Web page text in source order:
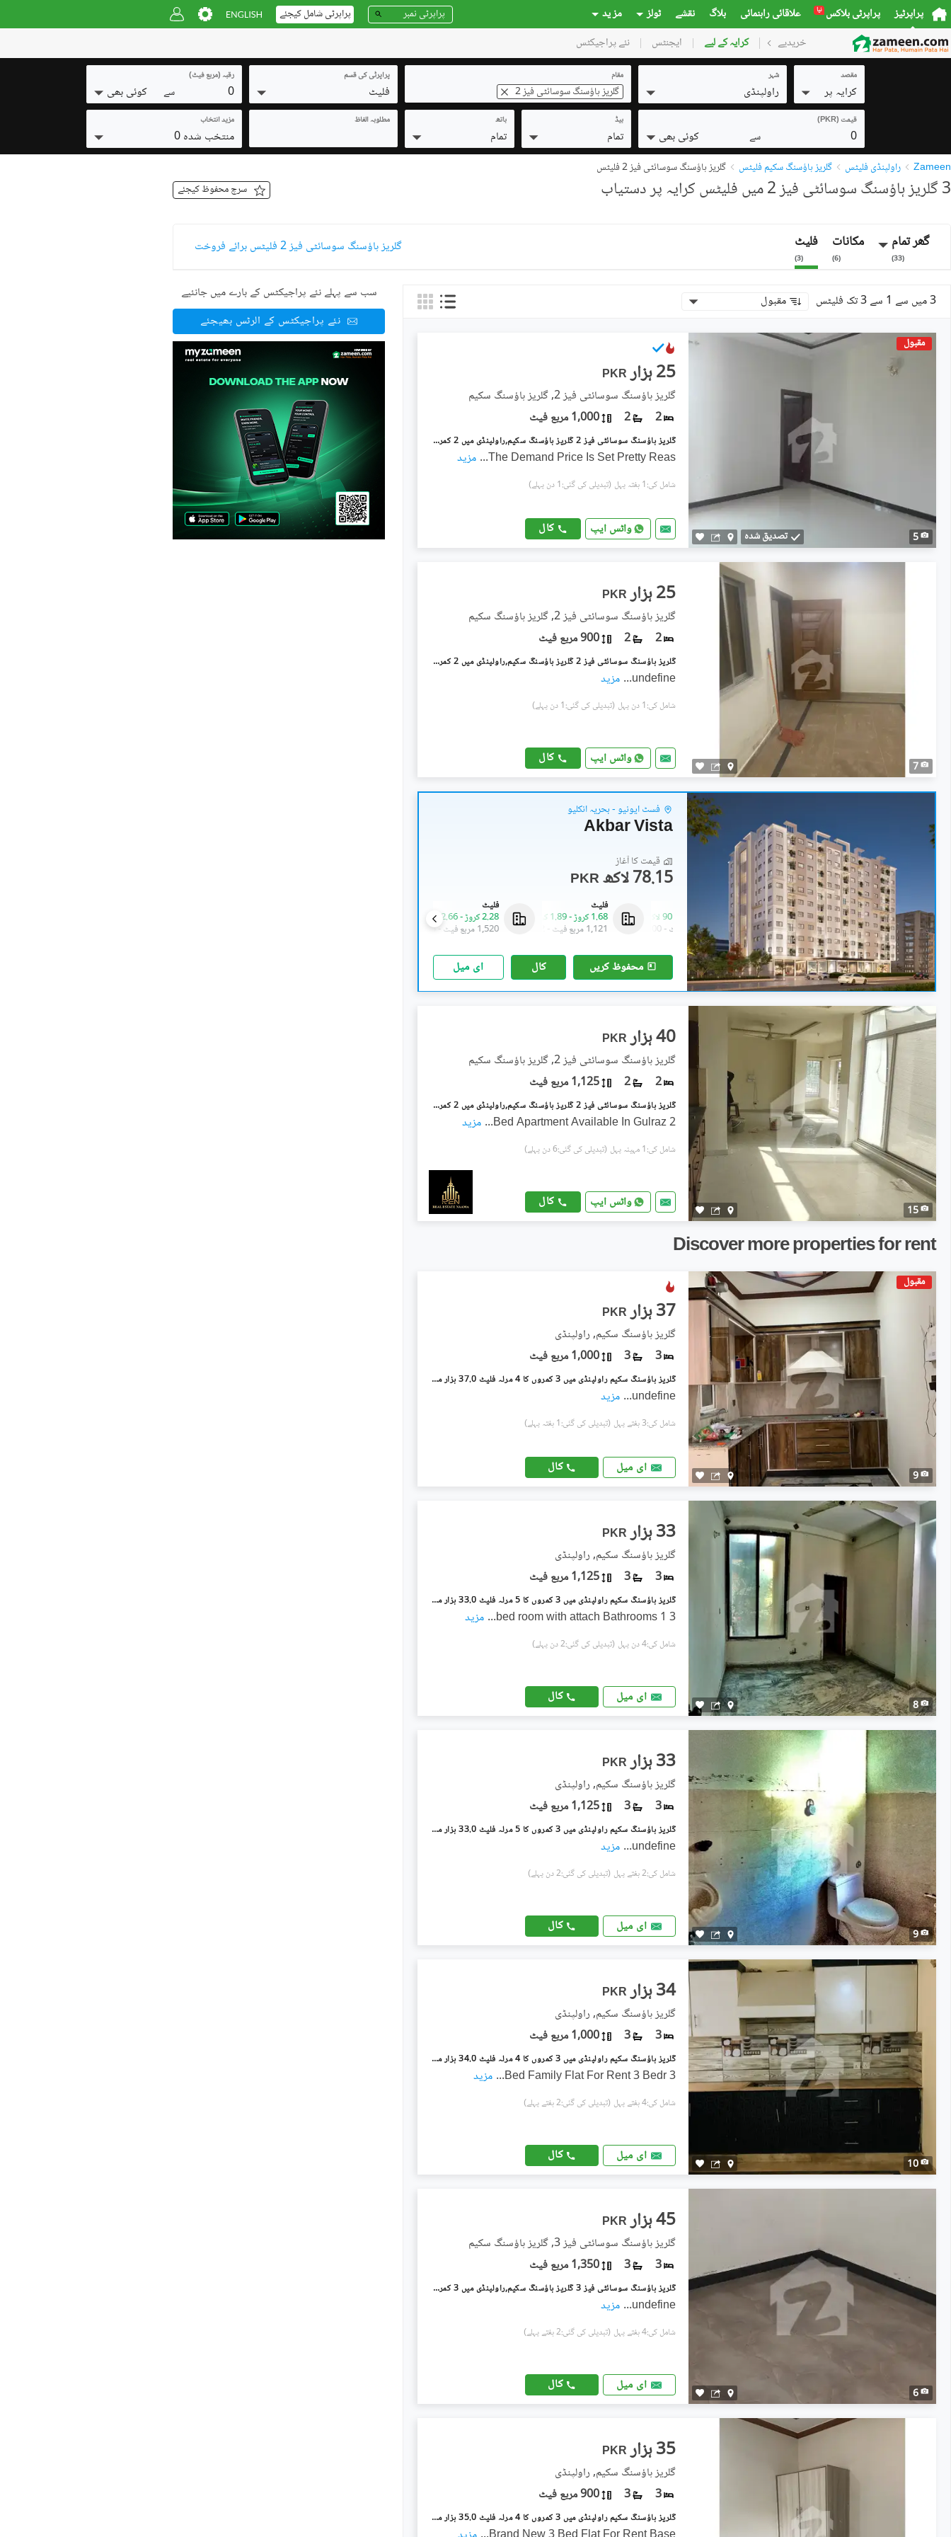
پراپرٹیز پراپرٹی بلاکس نیا علاقائی راہنمائی بلاگ نقشے ٹولز مز ید پراپرٹی شامل کیجئے
خریدیے گھر پلاٹس کمرشل کرایہ کے لیے ایجنٹس نئے پراجیکٹس
مقصد
کرایہ پر
شہر
راولپنڈی
مقام
گلریز ہاؤسنگ سوسائٹی فیز 2
پراپرٹی کی قسم
فلیٹ
رقبہ (مربع فیٹ)
0 سے کوئی بھی
قیمت (PKR)
0 سے کوئی بھی
بیڈ
تمام
باتھ
تمام
مطلوبہ الفاظ مزید انتخاب
منتخب شدہ 0
Zameen راولپنڈی فلیٹس گلریز ہاؤسنگ سکیم فلیٹس گلریز ہاؤسنگ سوسائٹی فیز 2 فلیٹس
3 گلریز ہاؤسنگ سوسائٹی فیز 2 میں فلیٹس کرایہ پر دستیاب سرچ محفوظ کیجئے
گھر تمام
(
33
)
مکانات
(
6
)
فلیٹ
(
3
)
گلریز ہاؤسنگ سوسائٹی فیز 2 فلیٹس برائے فروخت
3 میں سے 1 سے 3 تک فلیٹس مقبول
مقبول
5 تصدیق شدہ
PKR 25 ہزار
گلریز ہاؤسنگ سوسائٹی فیز 2, گلریز ہاؤسنگ سکیم
2
2 1,000 مربع فیٹ
گلریز ہاؤسنگ سوسائٹی فیز 2 گلریز ہاؤسنگ سکیم,راولپنڈی میں 2 کمروں کا 4 مرلہ فلیٹ 25.0 ہزار میں کرایہ پر دستیاب ہے۔
The Demand Price Is Set Pretty Reas
... مزید
شامل کی:1 ہفتہ پہل (تبدیلی کی گئی:1 دن پہلے)
واٹس ایپ کال
7
PKR 25 ہزار
گلریز ہاؤسنگ سوسائٹی فیز 2, گلریز ہاؤسنگ سکیم
2
2 900 مربع فیٹ
گلریز ہاؤسنگ سوسائٹی فیز 2 گلریز ہاؤسنگ سکیم,راولپنڈی میں 2 کمروں کا 4 مرلہ فلیٹ 25.0 ہزار میں کرایہ پر دستیاب ہے۔
undefine
... مزید
شامل کی:1 دن پہل (تبدیلی کی گئی:1 دن پہلے)
واٹس ایپ کال
فسٹ ایونیو - بحریہ انکلیو
Akbar Vista
قیمت کا آغاز
PKR 78.15 لاکھ
فلیٹ
2.28 کروڑ
-2.66 کروڑ
1,520 مربع فیٹ
-1,774 مربع فیٹ
فلیٹ
1.68 کروڑ
-1.89 کروڑ
1,121 مربع فیٹ
- 1,262 مربع فیٹ
90 لاکھ
521 مربع فیٹ
-600 مربع فیٹ
محفوظ کریں کال ای میل
15
PKR 40 ہزار
گلریز ہاؤسنگ سوسائٹی فیز 2, گلریز ہاؤسنگ سکیم
2
2 1,125 مربع فیٹ
گلریز ہاؤسنگ سوسائٹی فیز 2 گلریز ہاؤسنگ سکیم,راولپنڈی میں 2 کمروں کا 5 مرلہ فلیٹ 40.0 ہزار میں کرایہ پر دستیاب ہے۔
2 Bed Apartment Available In Gulraz
... مزید
شامل کی:1 مہینہ پہل (تبدیلی کی گئی:6 دن پہلے)
واٹس ایپ کال
Discover more properties for rent
مقبول
9
PKR 37 ہزار
گلریز ہاؤسنگ سکیم, راولپنڈی
3
3 1,000 مربع فیٹ
گلریز ہاؤسنگ سکیم راولپنڈی میں 3 کمروں کا 4 مرلہ فلیٹ 37.0 ہزار میں کرایہ پر دستیاب ہے۔
undefine
... مزید
شامل کی:3 ہفتے پہل (تبدیلی کی گئی:1 ہفتہ پہلے)
ای میل کال
8
PKR 33 ہزار
گلریز ہاؤسنگ سکیم, راولپنڈی
3
3 1,125 مربع فیٹ
گلریز ہاؤسنگ سکیم راولپنڈی میں 3 کمروں کا 5 مرلہ فلیٹ 33.0 ہزار میں کرایہ پر دستیاب ہے۔
3 bed room with attach Bathrooms 1
... مزید
شامل کی:4 دن پہل (تبدیلی کی گئی:2 دن پہلے)
ای میل کال
9
PKR 33 ہزار
گلریز ہاؤسنگ سکیم, راولپنڈی
3
3 1,125 مربع فیٹ
گلریز ہاؤسنگ سکیم راولپنڈی میں 3 کمروں کا 5 مرلہ فلیٹ 33.0 ہزار میں کرایہ پر دستیاب ہے۔
undefine
... مزید
شامل کی:2 ہفتے پہل (تبدیلی کی گئی:2 دن پہلے)
ای میل کال
10
PKR 34 ہزار
گلریز ہاؤسنگ سکیم, راولپنڈی
3
3 1,000 مربع فیٹ
گلریز ہاؤسنگ سکیم راولپنڈی میں 3 کمروں کا 4 مرلہ فلیٹ 34.0 ہزار میں کرایہ پر دستیاب ہے۔
3 Bed Family Flat For Rent 3 Bedr
... مزید
شامل کی:4 ہفتے پہل (تبدیلی کی گئی:2 ہفتے پہلے)
ای میل کال
6
PKR 45 ہزار
گلریز ہاؤسنگ سوسائٹی فیز 3, گلریز ہاؤسنگ سکیم
3
3 1,350 مربع فیٹ
گلریز ہاؤسنگ سوسائٹی فیز 3 گلریز ہاؤسنگ سکیم,راولپنڈی میں 3 کمروں کا 6 مرلہ فلیٹ 45.0 ہزار میں کرایہ پر دستیاب ہے۔
undefine
... مزید
شامل کی:4 ہفتے پہل (تبدیلی کی گئی:2 ہفتے پہلے)
ای میل کال
PKR 35 ہزار
گلریز ہاؤسنگ سکیم, راولپنڈی
3
3 900 مربع فیٹ
گلریز ہاؤسنگ سکیم راولپنڈی میں 3 کمروں کا 4 مرلہ فلیٹ 35.0 ہزار میں کرایہ پر دستیاب ہے۔
سب سے پہلے نئے پراجیکٹس کے بارے میں جانئیے
نئے پراجیکٹس کے الرٹس بھیجئے